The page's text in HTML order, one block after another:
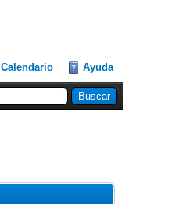
Calendario Ayuda